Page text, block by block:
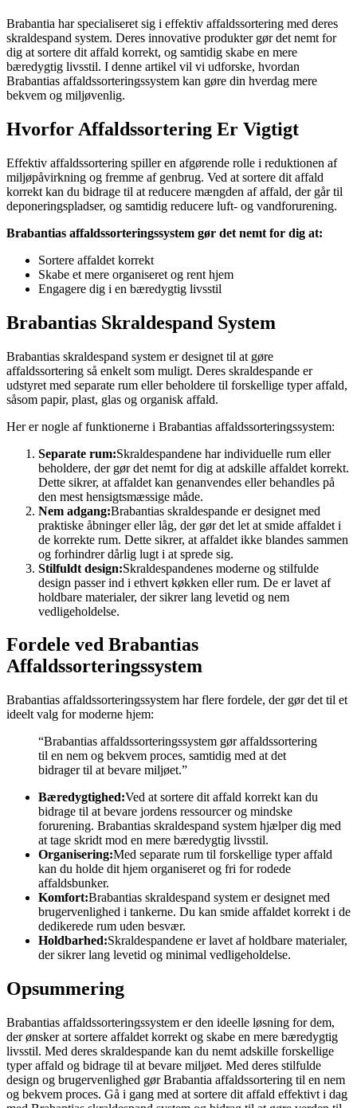
Brabantia har specialiseret sig i effektiv affaldssortering med deres
skraldespand system. Deres innovative produkter gør det nemt for
dig at sortere dit affald korrekt, og samtidig skabe en mere
bæredygtig livsstil. I denne artikel vil vi udforske, hvordan
Brabantias affaldssorteringssystem kan gøre din hverdag mere
bekvem og miljøvenlig.
Hvorfor Affaldssortering Er Vigtigt
Effektiv affaldssortering spiller en afgørende rolle i reduktionen af ​​
miljøpåvirkning og fremme af genbrug. Ved at sortere dit affald
korrekt kan du bidrage til at reducere mængden af ​​affald, der går til
deponeringspladser, og samtidig reducere luft- og vandforurening.
Brabantias affaldssorteringssystem gør det nemt for dig at:
Sortere affaldet korrekt
Skabe et mere organiseret og rent hjem
Engagere dig i en bæredygtig livsstil
Brabantias Skraldespand System
Brabantias skraldespand system er designet til at gøre
affaldssortering så enkelt som muligt. Deres skraldespande er
udstyret med separate rum eller beholdere til forskellige typer affald,
såsom papir, plast, glas og organisk affald.
Her er nogle af funktionerne i Brabantias affaldssorteringssystem:
Separate rum:Skraldespandene har individuelle rum eller
beholdere, der gør det nemt for dig at adskille affaldet korrekt.
Dette sikrer, at affaldet kan genanvendes eller behandles på
den mest hensigtsmæssige måde.
Nem adgang:Brabantias skraldespande er designet med
praktiske åbninger eller låg, der gør det let at smide affaldet i
de korrekte rum. Dette sikrer, at affaldet ikke blandes sammen
og forhindrer dårlig lugt i at sprede sig.
Stilfuldt design:Skraldespandenes moderne og stilfulde
design passer ind i ethvert køkken eller rum. De er lavet af
holdbare materialer, der sikrer lang levetid og nem
vedligeholdelse.
Fordele ved Brabantias
Affaldssorteringssystem
Brabantias affaldssorteringssystem har flere fordele, der gør det til et
ideelt valg for moderne hjem:
“Brabantias affaldssorteringssystem gør affaldssortering
til en nem og bekvem proces, samtidig med at det
bidrager til at bevare miljøet.”
Bæredygtighed:Ved at sortere dit affald korrekt kan du
bidrage til at bevare jordens ressourcer og mindske
forurening. Brabantias skraldespand system hjælper dig med
at tage skridt mod en mere bæredygtig livsstil.
Organisering:Med separate rum til forskellige typer affald
kan du holde dit hjem organiseret og fri for rodede
affaldsbunker.
Komfort:Brabantias skraldespand system er designet med
brugervenlighed i tankerne. Du kan smide affaldet korrekt i de
dedikerede rum uden besvær.
Holdbarhed:Skraldespandene er lavet af holdbare materialer,
der sikrer lang levetid og minimal vedligeholdelse.
Opsummering
Brabantias affaldssorteringssystem er den ideelle løsning for dem,
der ønsker at sortere affaldet korrekt og skabe en mere bæredygtig
livsstil. Med deres skraldespande kan du nemt adskille forskellige
typer affald og bidrage til at bevare miljøet. Med deres stilfulde
design og brugervenlighed gør Brabantia affaldssortering til en nem
og bekvem proces. Gå i gang med at sortere dit affald effektivt i dag